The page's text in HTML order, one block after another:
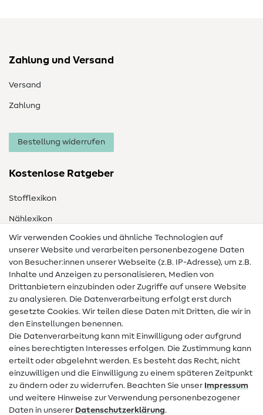
Zahlung und Versand
Versand
Zahlung
Bestellung widerrufen
Kostenlose Ratgeber
Stofflexikon
Nählexikon
Nähanleitungen
Hilfe & Kontakt
Kontakt
Infos zum Betreiberwechsel
Widerrufsrecht
Beliebt
Stoffe
Wir verwenden Cookies und ähnliche Technologien auf
unserer Website und verarbeiten personenbezogene Daten
von Besucher:innen unserer Webseite (z.B. IP-Adresse), um z.B.
Inhalte und Anzeigen zu personalisieren, Medien von
Drittanbietern einzubinden oder Zugriffe auf unsere Website
zu analysieren. Die Datenverarbeitung erfolgt erst durch
gesetzte Cookies. Wir teilen diese Daten mit Dritten, die wir in
den Einstellungen benennen.
Die Datenverarbeitung kann mit Einwilligung oder aufgrund
eines berechtigten Interesses erfolgen. Die Zustimmung kann
erteilt oder abgelehnt werden. Es besteht das Recht, nicht
einzuwilligen und die Einwilligung zu einem späteren Zeitpunkt
zu ändern oder zu widerrufen. Beachten Sie unser Impressum
und weitere Hinweise zur Verwendung personenbezogener
Daten in unserer Daten­schutz­erklärung.